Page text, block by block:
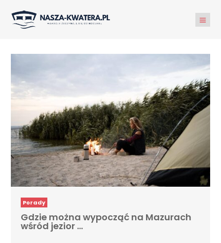
Porady
Gdzie można wypocząć na Mazurach
wśród jezior …